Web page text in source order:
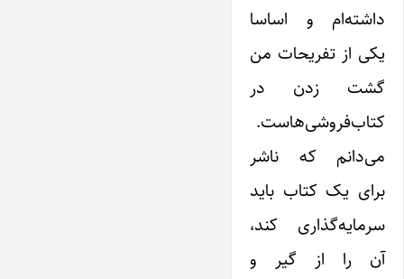
داشته‌ام و اساسا
یکی از تفریحات من
گشت زدن در
کتاب‌فروشی‌هاست.
می‌دانم که ناشر
برای یک کتاب باید
سرمایه‌گذاری کند،
آن را از گیر و